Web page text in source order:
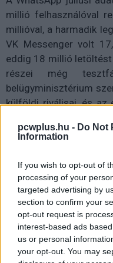
pcwplus.hu - Do Not
Information
If you wish to opt-out of
processing of your
targeted advertising by
section to confirm your
opt-out request is
interest-based ads
us or personal
your opt-out. You may
millió felhasználóval
millióval, a harmadik
VK Messenger volt
eddig 18 millió letöltést
részei még
belügyminisztérium
külföldi riválisai, és az
egy gyanúsítottat
A lépés élesen
kontrollt előtérbe
internethasználatát,
hozzáférését és
Pulzusméréssel